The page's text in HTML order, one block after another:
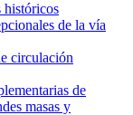
históricos
de la vía
circulación
de
masas y